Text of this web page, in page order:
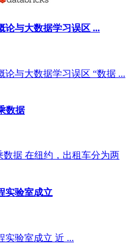
论与大数据学习误区 ...
与大数据学习误区 “数据 ...
数据
数据 在纽约，出租车分为两
实验室成立
实验室成立 近 ...